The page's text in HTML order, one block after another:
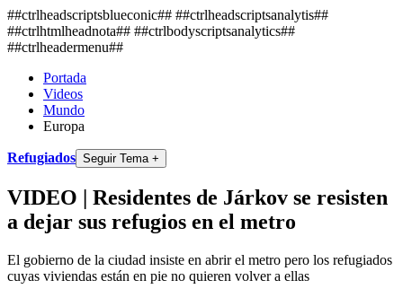
##ctrlheadscriptsblueconic## ##ctrlheadscriptsanalytis##
##ctrlhtmlheadnota## ##ctrlbodyscriptsanalytics##
##ctrlheadermenu##
Portada
Videos
Mundo
Europa
Refugiados Seguir Tema +
VIDEO | Residentes de Járkov se resisten
a dejar sus refugios en el metro
El gobierno de la ciudad insiste en abrir el metro pero los refugiados
cuyas viviendas están en pie no quieren volver a ellas